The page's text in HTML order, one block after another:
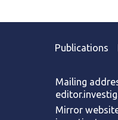
Publications
Mailing
Mirror